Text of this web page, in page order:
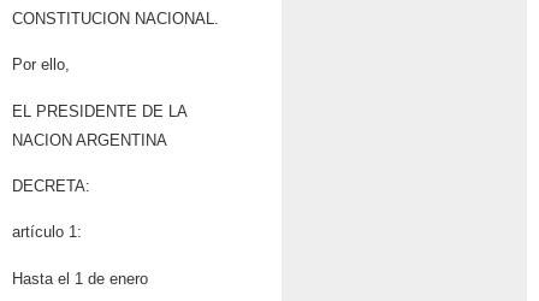
CONSTITUCION NACIONAL.
Por ello,
EL PRESIDENTE DE LA
NACION ARGENTINA
DECRETA:
artículo 1:
Hasta el 1 de enero